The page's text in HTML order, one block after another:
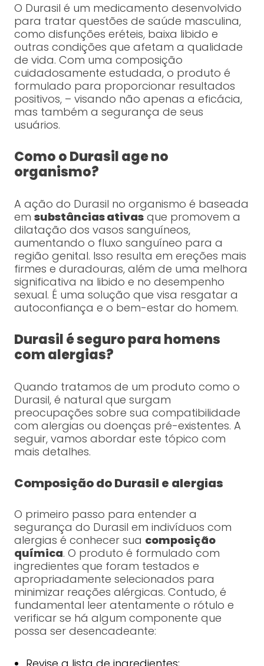
O Durasil é um medicamento desenvolvido
para tratar questões de saúde masculina,
como disfunções eréteis, baixa libido e
outras condições que afetam a qualidade
de vida. Com uma composição
cuidadosamente estudada, o produto é
formulado para proporcionar resultados
positivos, – visando não apenas a eficácia,
mas também a segurança de seus
usuários.
Como o Durasil age no
organismo?
A ação do Durasil no organismo é baseada
em substâncias ativasque promovem a
dilatação dos vasos sanguíneos,
aumentando o fluxo sanguíneo para a
região genital. Isso resulta em ereções mais
firmes e duradouras, além de uma melhora
significativa na libido e no desempenho
sexual. É uma solução que visa resgatar a
autoconfiança e o bem-estar do homem.
Durasil é seguro para homens
com alergias?
Quando tratamos de um produto como o
Durasil, é natural que surgam
preocupações sobre sua compatibilidade
com alergias ou doenças pré-existentes. A
seguir, vamos abordar este tópico com
mais detalhes.
Composição do Durasil e alergias
O primeiro passo para entender a
segurança do Durasil em indivíduos com
alergias é conhecer sua composição
química. O produto é formulado com
ingredientes que foram testados e
apropriadamente selecionados para
minimizar reações alérgicas. Contudo, é
fundamental leer atentamente o rótulo e
verificar se há algum componente que
possa ser desencadeante: